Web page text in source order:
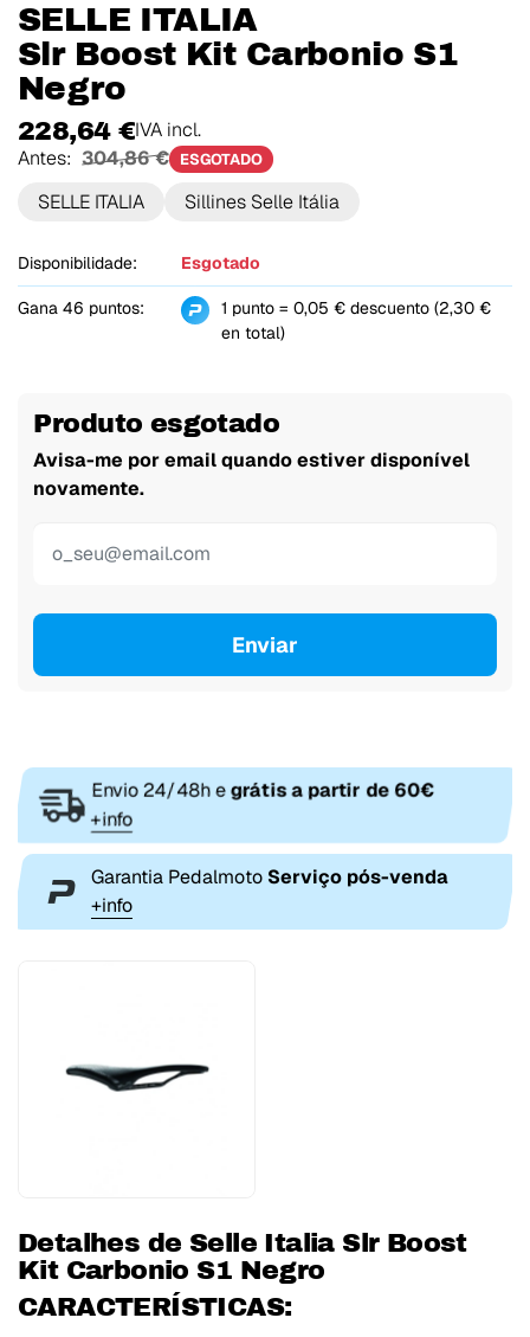
SELLE ITALIA
Slr Boost Kit Carbonio S1
Negro
228,64 €IVA incl.
Antes: 304,86 € ESGOTADO
SELLE ITALIA Sillines Selle Itália
Disponibilidade: Esgotado
Gana 46 puntos:
1 punto = 0,05 € descuento (2,30 €
en total)
Produto esgotado
Avisa-me por email quando estiver disponível
novamente.
Enviar
Envio 24/48h egrátis a partir de 60€
+info
Garantia Pedalmoto Serviço pós-venda
+info
Detalhes de Selle Italia Slr Boost
Kit Carbonio S1 Negro
CARACTERÍSTICAS: